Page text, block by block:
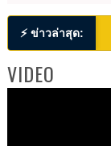
⚡ ข่าวล่าสุด:
VIDEO